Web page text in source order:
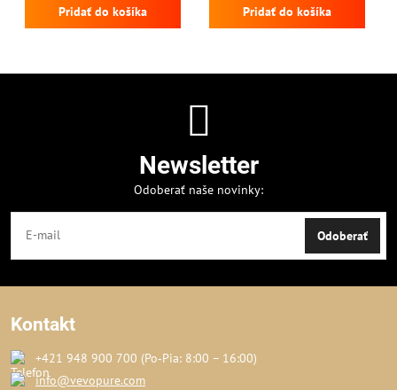
Pridať do košíka Pridať do košíka
Newsletter
Odoberať naše novinky:
Odoberať
Kontakt
+421 948 900 700 (Po‑Pia: 8:00 – 16:00)
info@vevopure.com